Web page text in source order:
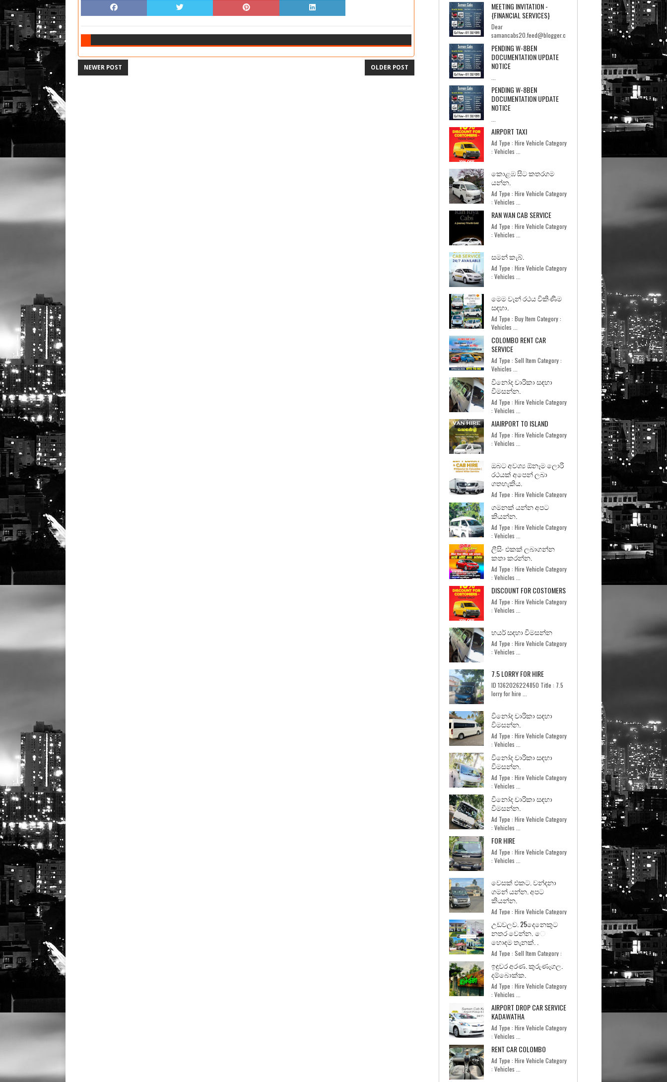
NEWER POST OLDER POST
MEETING INVITATION -
{FINANCIAL SERVICES}
Dear
samancabs20.feed@blogger.c
om,I hope you're having a good day.I'm Ebrahi...
PENDING W-8BEN
DOCUMENTATION UPDATE
NOTICE
PENDING W-8BEN
DOCUMENTATION UPDATE
NOTICE
AIRPORT TAXI
Ad Type : Hire Vehicle Category
: Vehicles ...
කොළඹ සිට කතරගම
යන්න.
Ad Type : Hire Vehicle Category
: Vehicles ...
RAN WAN CAB SERVICE
Ad Type : Hire Vehicle Category
: Vehicles ...
සමන් කැබ්.
Ad Type : Hire Vehicle Category
: Vehicles ...
මෙම වෑන් රථය විකිණීම
සඳහා.
Ad Type : Buy Item Category :
Vehicles ...
COLOMBO RENT CAR
SERVICE
Ad Type : Sell Item Category :
Vehicles ...
විනෝද චාරිකා සඳහා
විමසන්න.
Ad Type : Hire Vehicle Category
: Vehicles ...
AIAIRPORT TO ISLAND
Ad Type : Hire Vehicle Category
: Vehicles ...
ඔබට අවශ්‍ය ඕනෑම ලොරි
රථයක් අපෙන් ලබා
ගතහැකිය.
Ad Type : Hire Vehicle Category
: Services ...
ගමනක් යන්න අපට
කියන්න.
Ad Type : Hire Vehicle Category
: Vehicles ...
ලීසිං එකක් ලබාගන්න
කතා කරන්න.
Ad Type : Hire Vehicle Category
: Vehicles ...
DISCOUNT FOR COSTOMERS
Ad Type : Hire Vehicle Category
: Vehicles ...
හයර් සඳහා විමසන්න
Ad Type : Hire Vehicle Category
: Vehicles ...
7.5 LORRY FOR HIRE
ID 1362026224850 Title : 7.5
lorry for hire ...
විනෝද චාරිකා සඳහා
විමසන්න.
Ad Type : Hire Vehicle Category
: Vehicles ...
විනෝද චාරිකා සඳහා
විමසන්න.
Ad Type : Hire Vehicle Category
: Vehicles ...
විනෝද චාරිකා සඳහා
විමසන්න.
Ad Type : Hire Vehicle Category
: Vehicles ...
FOR HIRE
Ad Type : Hire Vehicle Category
: Vehicles ...
වෙසක් එකට. වන්දනා
ගමන් යන්න. අපට
කියන්න.
Ad Type : Hire Vehicle Category
: Vehicles ...
උඩවලව. 25දෙනෙකුට
නතර වෙන්න. ෙ
හොඳම තැනක්. .
Ad Type : Sell Item Category :
Home and Garde... ඉඳුවර අරණ. කුරුණෑගල.
දම්බොක්ක.
Ad Type : Hire Vehicle Category
: Vehicles ...
AIRPORT DROP CAR SERVICE
KADAWATHA
Ad Type : Hire Vehicle Category
: Vehicles ...
RENT CAR COLOMBO
Ad Type : Hire Vehicle Category
: Vehicles ...